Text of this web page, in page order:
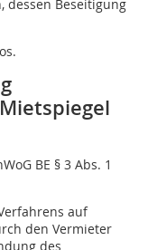
dessen Beseitigung
BE § 3 Abs. 1
auf
den Vermieter
des